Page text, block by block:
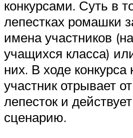
конкурсами. Суть в
лепестках ромашки
имена участников
учащихся класса)
них. В ходе
участник отрывает
лепесток и
сценарию.